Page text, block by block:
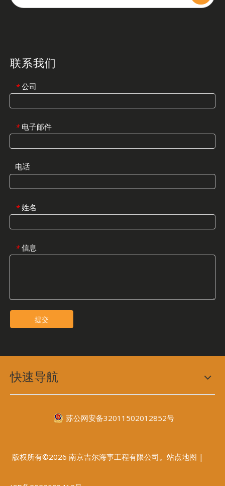
联系我们
* 公司
* 电子邮件
电话
* 姓名
* 信息
提交
快速导航
苏公网安备32011502012852号
版权所有©2026 南京吉尔海事工程有限公司。站点地图 |